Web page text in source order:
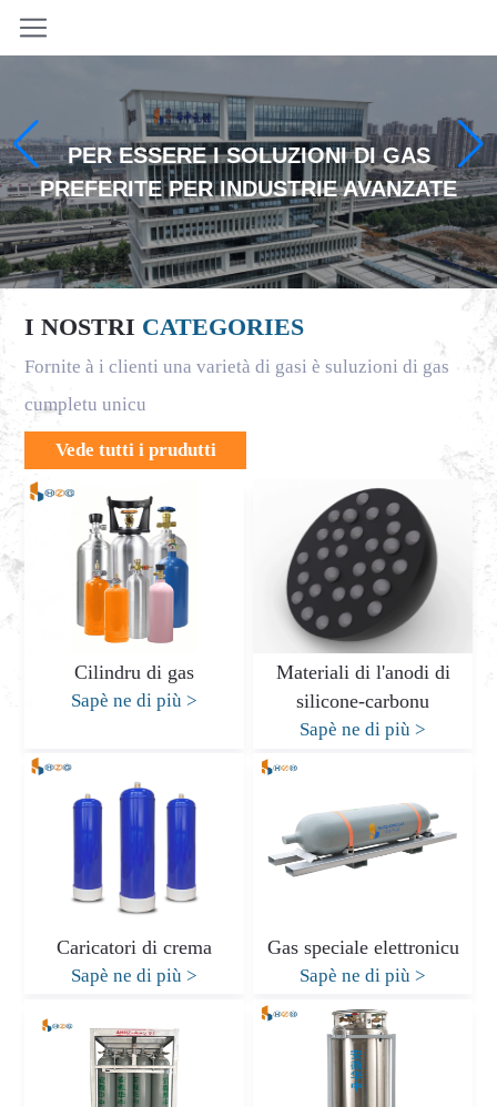
PER ESSERE I SOLUZIONI DI GAS
PREFERITE PER INDUSTRIE AVANZATE
I NOSTRI CATEGORIES
Fornite à i clienti una varietà di gasi è suluzioni di gas
cumpletu unicu
Vede tutti i prudutti
Cilindru di gas
Sapè ne di più >
Materiali di l'anodi di
silicone-carbonu
Sapè ne di più>
Caricatori di crema
Sapè ne di più >
Gas speciale elettronicu
Sapè ne di più>